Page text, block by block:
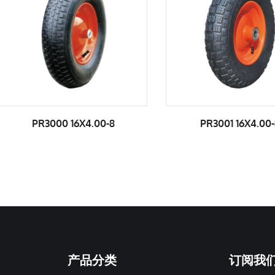
PR3000 16X4.00-8 PR3001 16X4.00-8
产品分类 订阅我